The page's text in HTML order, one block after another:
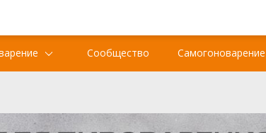
Сообщество Самогоноварение